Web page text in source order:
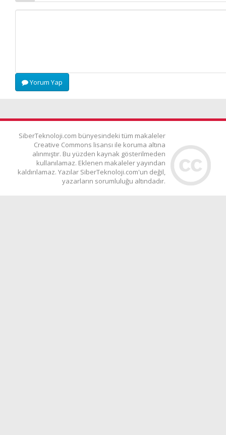
Yorum Yap
SiberTeknoloji.com bünyesindeki tüm makaleler
Creative Commons lisansı ile koruma altına
alınmıştır. Bu yüzden kaynak gösterilmeden
kullanılamaz. Eklenen makaleler yayından
kaldırılamaz. Yazılar SiberTeknoloji.com'un değil,
yazarların sorumluluğu altındadır.